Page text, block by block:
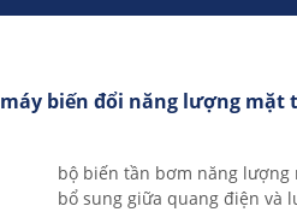
máy biến đổi năng lượng mặt
bộ biến tần bơm năng lượng
bổ sung giữa quang điện và